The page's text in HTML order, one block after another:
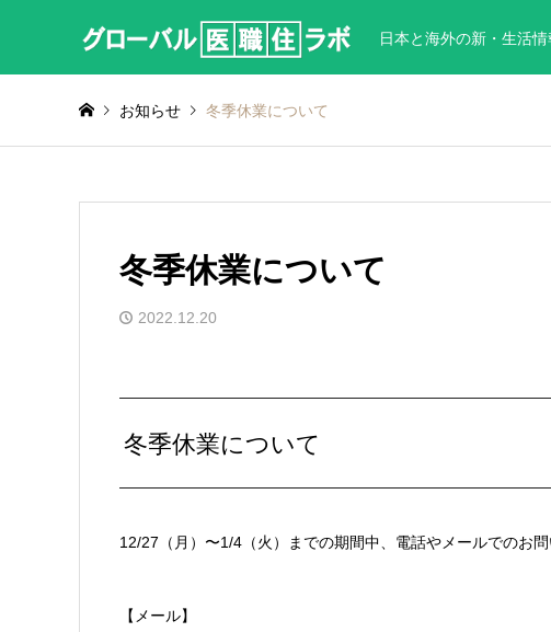
日本と海外の新・生活情
お知らせ 冬季休業について
冬季休業について
2022.12.20
冬季休業について
12/27（月）〜1/4（火）までの期間中、電話やメールでのお
【メール】